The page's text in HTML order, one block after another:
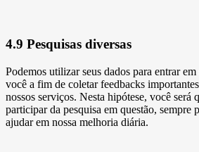
4.9 Pesquisas diversas
Podemos utilizar seus dados para entrar
você a fim de coletar feedbacks
nossos serviços. Nesta hipótese, você será
participar da pesquisa em questão, sempre
ajudar em nossa melhoria diária.